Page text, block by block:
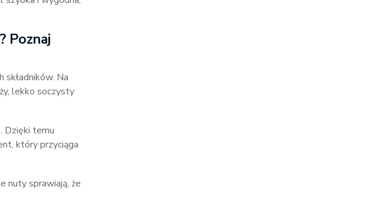
Poznaj
składników. Na
lekko soczysty
. Dzięki temu
który przyciąga
nuty sprawiają, że